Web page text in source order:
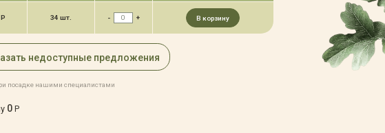
Р 34 шт. - + В корзину
недоступные предложения
посадке нашими специалистами
0Р